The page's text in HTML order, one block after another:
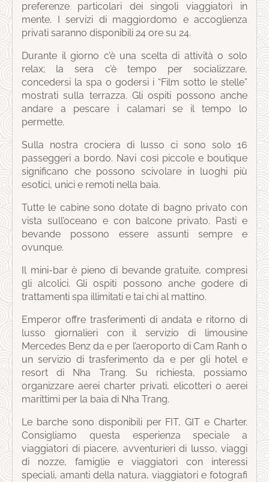
preferenze particolari dei singoli viaggiatori in
mente. I servizi di maggiordomo e accoglienza
privati ​​saranno disponibili 24 ore su 24.
Durante il giorno c’è una scelta di attività o solo
relax; la sera c’è tempo per socializzare,
concedersi la spa o godersi i “Film sotto le stelle”
mostrati sulla terrazza. Gli ospiti possono anche
andare a pescare i calamari se il tempo lo
permette.
Sulla nostra crociera di lusso ci sono solo 16
passeggeri a bordo. Navi così piccole e boutique
significano che possono scivolare in luoghi più
esotici, unici e remoti nella baia.
Tutte le cabine sono dotate di bagno privato con
vista sull’oceano e con balcone privato. Pasti e
bevande possono essere assunti sempre e
ovunque.
Il mini-bar è pieno di bevande gratuite, compresi
gli alcolici. Gli ospiti possono anche godere di
trattamenti spa illimitati e tai chi al mattino.
Emperor offre trasferimenti di andata e ritorno di
lusso giornalieri con il servizio di limousine
Mercedes Benz da e per l’aeroporto di Cam Ranh o
un servizio di trasferimento da e per gli hotel e
resort di Nha Trang. Su richiesta, possiamo
organizzare aerei charter privati, elicotteri o aerei
marittimi per la baia di Nha Trang.
Le barche sono disponibili per FIT, GIT e Charter.
Consigliamo questa esperienza speciale a
viaggiatori di piacere, avventurieri di lusso, viaggi
di nozze, famiglie e viaggiatori con interessi
speciali, amanti della natura, viaggiatori e fotografi